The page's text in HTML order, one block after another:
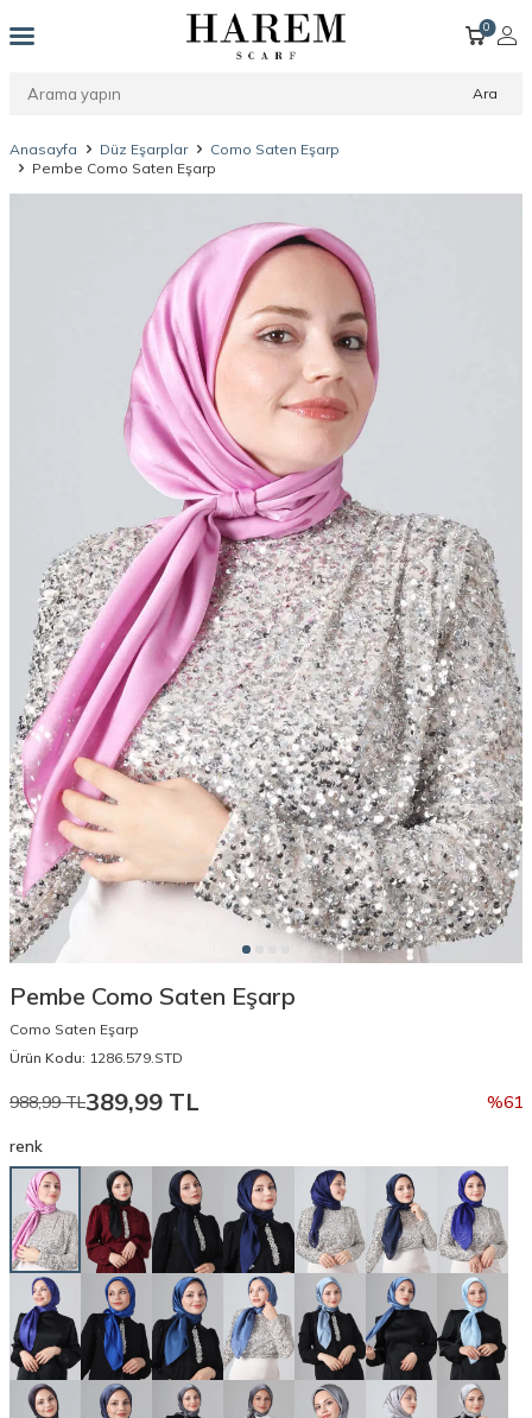
Ara
0
Anasayfa Düz Eşarplar
Como Saten Eşarp
Pembe Como Saten Eşarp
Pembe Como Saten Eşarp
Como Saten Eşarp
Ürün Kodu: 1286.579.STD
988,99TL389,99 TL %61
renk